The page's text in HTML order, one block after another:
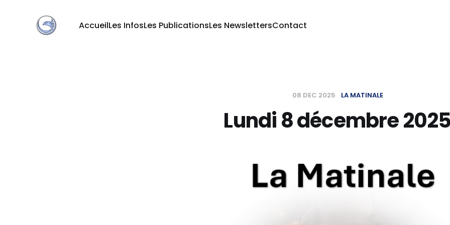
AccueilLes InfosLes PublicationsLes NewslettersContact
08 DEC 2025 LA MATINALE
Lundi 8 décembre 2025